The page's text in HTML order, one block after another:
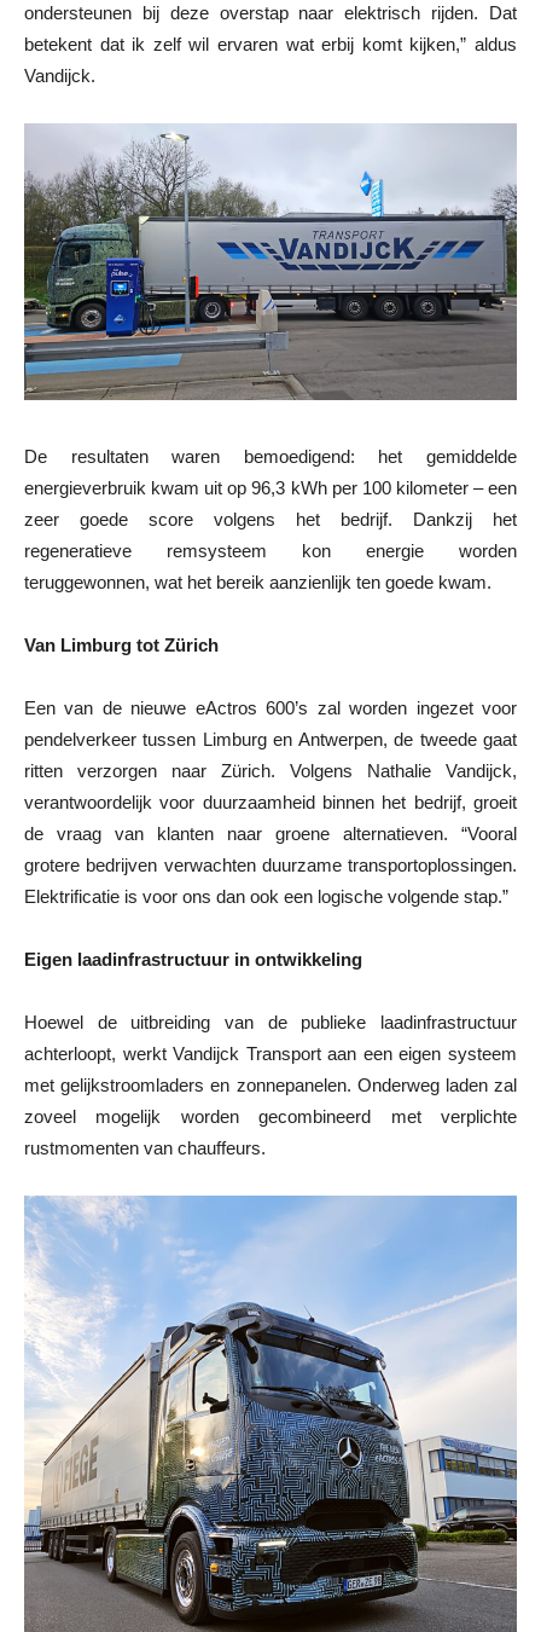
ondersteunen bij deze overstap naar elektrisch rijden. Dat
betekent dat ik zelf wil ervaren wat erbij komt kijken,” aldus
Vandijck.
De resultaten waren bemoedigend: het gemiddelde
energieverbruik kwam uit op 96,3 kWh per 100 kilometer – een
zeer goede score volgens het bedrijf. Dankzij het
regeneratieve remsysteem kon energie worden
teruggewonnen, wat het bereik aanzienlijk ten goede kwam.
Van Limburg tot Zürich
Een van de nieuwe eActros 600’s zal worden ingezet voor
pendelverkeer tussen Limburg en Antwerpen, de tweede gaat
ritten verzorgen naar Zürich. Volgens Nathalie Vandijck,
verantwoordelijk voor duurzaamheid binnen het bedrijf, groeit
de vraag van klanten naar groene alternatieven. “Vooral
grotere bedrijven verwachten duurzame transportoplossingen.
Elektrificatie is voor ons dan ook een logische volgende stap.”
Eigen laadinfrastructuur in ontwikkeling
Hoewel de uitbreiding van de publieke laadinfrastructuur
achterloopt, werkt Vandijck Transport aan een eigen systeem
met gelijkstroomladers en zonnepanelen. Onderweg laden zal
zoveel mogelijk worden gecombineerd met verplichte
rustmomenten van chauffeurs.